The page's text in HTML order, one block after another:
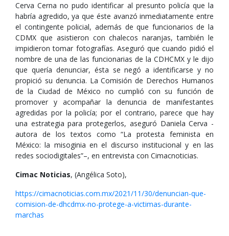
Cerva Cerna no pudo identificar al presunto policía que la
habría agredido, ya que éste avanzó inmediatamente entre
el contingente policial, además de que funcionarios de la
CDMX que asistieron con chalecos naranjas, también le
impidieron tomar fotografías. Aseguró que cuando pidió el
nombre de una de las funcionarias de la CDHCMX y le dijo
que quería denunciar, ésta se negó a identificarse y no
propició su denuncia. La Comisión de Derechos Humanos
de la Ciudad de México no cumplió con su función de
promover y acompañar la denuncia de manifestantes
agredidas por la policía; por el contrario, parece que hay
una estrategia para protegerlos, aseguró Daniela Cerva -
autora de los textos como “La protesta feminista en
México: la misoginia en el discurso institucional y en las
redes sociodigitales”–, en entrevista con Cimacnoticias.
Cimac Noticias, (Angélica Soto),
https://cimacnoticias.com.mx/2021/11/30/denuncian-que-
comision-de-dhcdmx-no-protege-a-victimas-durante-
marchas